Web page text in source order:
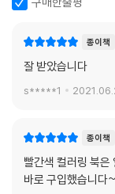
종이책
잘 받았습니다
s*****1
종이책
빨간색 컬러링 북은
바로 구입했습니